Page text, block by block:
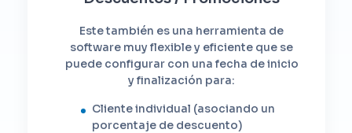
Este también es una herramienta de
software muy flexible y eficiente que se
puede configurar con una fecha de inicio
y finalización para:
Cliente individual (asociando un
porcentaje de descuento)